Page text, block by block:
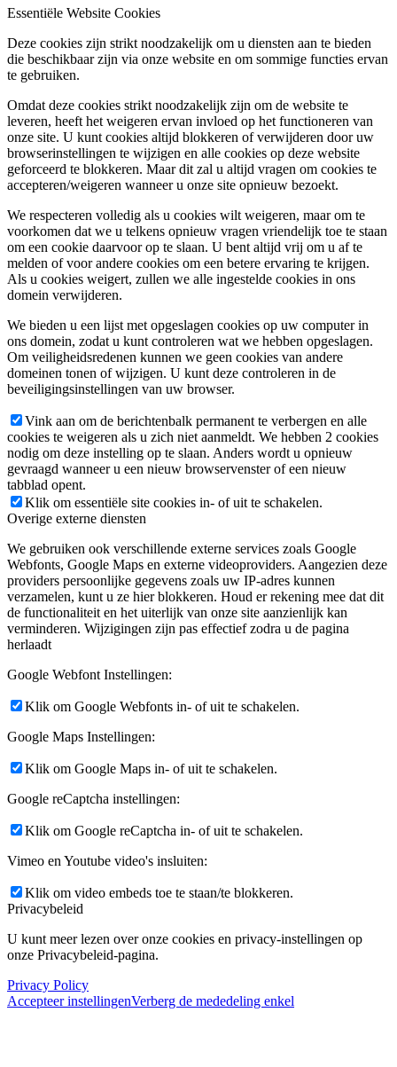
Essentiële Website Cookies
Deze cookies zijn strikt noodzakelijk om u diensten aan te bieden
die beschikbaar zijn via onze website en om sommige functies ervan
te gebruiken.
Omdat deze cookies strikt noodzakelijk zijn om de website te
leveren, heeft het weigeren ervan invloed op het functioneren van
onze site. U kunt cookies altijd blokkeren of verwijderen door uw
browserinstellingen te wijzigen en alle cookies op deze website
geforceerd te blokkeren. Maar dit zal u altijd vragen om cookies te
accepteren/weigeren wanneer u onze site opnieuw bezoekt.
We respecteren volledig als u cookies wilt weigeren, maar om te
voorkomen dat we u telkens opnieuw vragen vriendelijk toe te staan
om een cookie daarvoor op te slaan. U bent altijd vrij om u af te
melden of voor andere cookies om een betere ervaring te krijgen.
Als u cookies weigert, zullen we alle ingestelde cookies in ons
domein verwijderen.
We bieden u een lijst met opgeslagen cookies op uw computer in
ons domein, zodat u kunt controleren wat we hebben opgeslagen.
Om veiligheidsredenen kunnen we geen cookies van andere
domeinen tonen of wijzigen. U kunt deze controleren in de
beveiligingsinstellingen van uw browser.
Vink aan om de berichtenbalk permanent te verbergen en alle
cookies te weigeren als u zich niet aanmeldt. We hebben 2 cookies
nodig om deze instelling op te slaan. Anders wordt u opnieuw
gevraagd wanneer u een nieuw browservenster of een nieuw
tabblad opent.
Klik om essentiële site cookies in- of uit te schakelen.
Overige externe diensten
We gebruiken ook verschillende externe services zoals Google
Webfonts, Google Maps en externe videoproviders. Aangezien deze
providers persoonlijke gegevens zoals uw IP-adres kunnen
verzamelen, kunt u ze hier blokkeren. Houd er rekening mee dat dit
de functionaliteit en het uiterlijk van onze site aanzienlijk kan
verminderen. Wijzigingen zijn pas effectief zodra u de pagina
herlaadt
Google Webfont Instellingen:
Klik om Google Webfonts in- of uit te schakelen.
Google Maps Instellingen:
Klik om Google Maps in- of uit te schakelen.
Google reCaptcha instellingen:
Klik om Google reCaptcha in- of uit te schakelen.
Vimeo en Youtube video's insluiten:
Klik om video embeds toe te staan/te blokkeren.
Privacybeleid
U kunt meer lezen over onze cookies en privacy-instellingen op
onze Privacybeleid-pagina.
Privacy Policy
Accepteer instellingenVerberg de mededeling enkel